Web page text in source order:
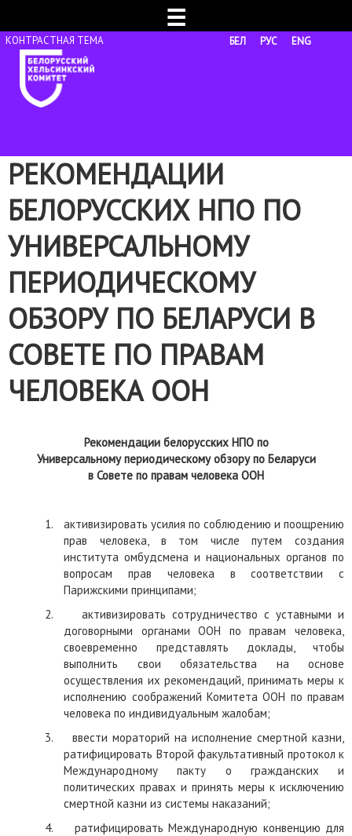
☰
БЕЛ РУС ENG
РЕКОМЕНДАЦИИ
БЕЛОРУССКИХ НПО ПО
УНИВЕРСАЛЬНОМУ
ПЕРИОДИЧЕСКОМУ
ОБЗОРУ ПО БЕЛАРУСИ В
СОВЕТЕ ПО ПРАВАМ
ЧЕЛОВЕКА ООН
Рекомендациибелорусских НПОпо
Универсальномупериодическомуобзорупо Беларуси
в Совете по правам человека ООН
1.
активизировать усилия по соблюдению и поощрению
прав человека, в том числе путем создания
института омбудсмена и национальных органов по
вопросам прав человека в соответствии с
Парижскими принципами;
2.
активизировать сотрудничество с уставными и
договорными органами ООН по правам человека,
своевременно представлять доклады,чтобы
выполнить свои обязательства на основе
осуществления их рекомендаций, принимать меры к
исполнению соображений Комитета ООН по правам
человека по индивидуальным жалобам;
3.
ввести мораторий на исполнение смертной казни,
ратифицировать Второй факультативный протокол к
Международному пакту о гражданских и
политических правах и принять меры к исключению
смертной казни из системы наказаний;
4.
ратифицировать Международную конвенцию для